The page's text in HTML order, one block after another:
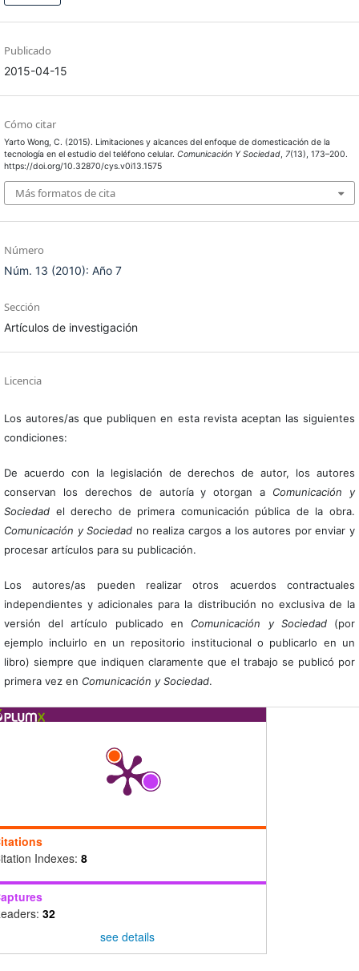
Publicado
2015-04-15
Cómo citar
Yarto Wong, C. (2015). Limitaciones y alcances del enfoque de domesticación de la
tecnología en el estudio del teléfono celular. Comunicación Y Sociedad, 7(13), 173–200.
https://doi.org/10.32870/cys.v0i13.1575
Más formatos de cita
Número
Núm. 13 (2010): Año 7
Sección
Artículos de investigación
Licencia
Los autores/as que publiquen en esta revista aceptan las siguientes
condiciones:
De acuerdo con la legislación de derechos de autor, los autores
conservan los derechos de autoría y otorgan a Comunicación y
Sociedadel derecho de primera comunicación pública de la obra.
Comunicación y Sociedad no realiza cargos a los autores por enviar y
procesar artículos para su publicación.
Los autores/as pueden realizar otros acuerdos contractuales
independientes y adicionales para la distribución no exclusiva de la
versión del artículo publicado en Comunicación y Sociedad(por
ejemplo incluirlo en un repositorio institucional o publicarlo en un
libro) siempre que indiquen claramente que el trabajo se publicó por
primera vez en Comunicación y Sociedad.
Indexes: 8
32
see details